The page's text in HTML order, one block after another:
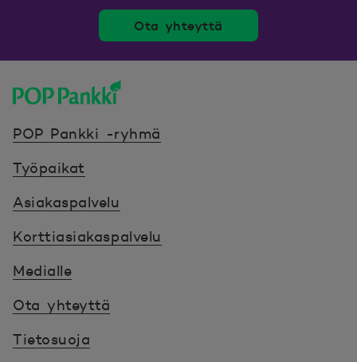
Ota yhteyttä
POP Pankki -ryhmä
Työpaikat
Asiakaspalvelu
Korttiasiakaspalvelu
Medialle
Ota yhteyttä
Tietosuoja